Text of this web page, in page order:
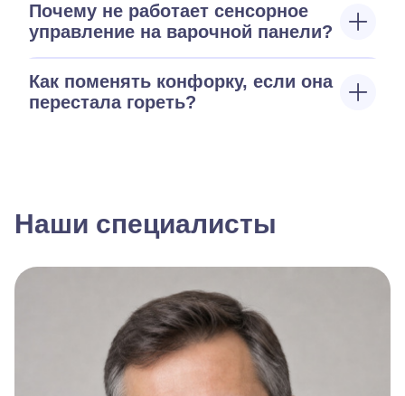
Почему не работает сенсорное
управление на варочной панели?
Как поменять конфорку, если она
перестала гореть?
Наши специалисты